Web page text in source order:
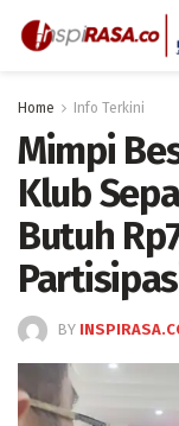
Home Info Terkini
Mimpi
Klub
Butuh
BY